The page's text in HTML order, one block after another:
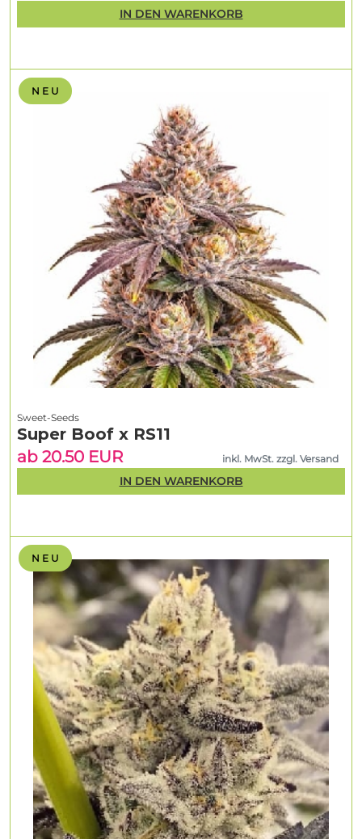
N E U
N E U
Sweet-Seeds
Super Boof x RS11
ab 20.50 EUR
inkl. MwSt. zzgl. Versand
IN DEN WARENKORB
IN DEN WARENKORB